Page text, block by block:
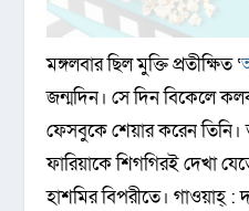
মঙ্গলবার ছিল মুক্তি প্রতীক্ষিত ‌‘
জন্মদিন। সে দিন বিকেলে
ফেসবুকে শেয়ার করেন তিনি।
ফারিয়াকে শিগগিরই দেখা
হাশমির বিপরীতে। গাওয়াহ্